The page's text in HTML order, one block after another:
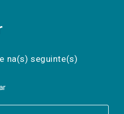
na(s) seguinte(s)